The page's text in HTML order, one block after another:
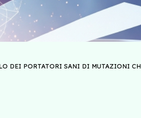
DEI PORTATORI SANI DI MUTAZIONI